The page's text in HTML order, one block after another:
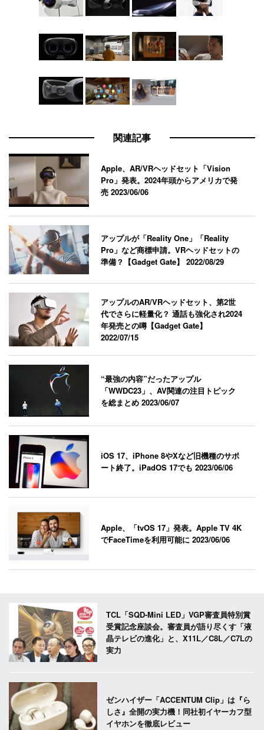
関連記事
Apple、AR/VRヘッドセット「Vision
Pro」発表。2024年頭からアメリカで発
売2023/06/06
アップルが「Reality One」「Reality
Pro」など商標申請。VRヘッドセットの
準備？【Gadget Gate】2022/08/29
アップルのAR/VRヘッドセット、第2世
代でさらに軽量化？ 通話も強化され2024
年発売との噂【Gadget Gate】
2022/07/15
“最強の内容”だったアップル
「WWDC23」、AV関連の注目トピック
を総まとめ2023/06/07
iOS 17、iPhone 8やXなど旧機種のサポ
ート終了。iPadOS 17でも2023/06/06
Apple、「tvOS 17」発表。Apple TV 4K
でFaceTimeを利用可能に2023/06/06
TCL「SQD-Mini LED」VGP審査員特別賞
受賞記念座談会。審査員が語り尽くす「液
晶テレビの進化」と、X11L／C8L／C7Lの
実力
ゼンハイザー「ACCENTUM Clip」は『ら
しさ』全開の実力機！同社初イヤーカフ型
イヤホンを徹底レビュー